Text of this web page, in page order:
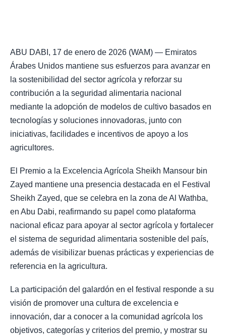
ABU DABI, 17 de enero de 2026 (WAM) — Emiratos
Árabes Unidos mantiene sus esfuerzos para avanzar en
la sostenibilidad del sector agrícola y reforzar su
contribución a la seguridad alimentaria nacional
mediante la adopción de modelos de cultivo basados en
tecnologías y soluciones innovadoras, junto con
iniciativas, facilidades e incentivos de apoyo a los
agricultores.
El Premio a la Excelencia Agrícola Sheikh Mansour bin
Zayed mantiene una presencia destacada en el Festival
Sheikh Zayed, que se celebra en la zona de Al Wathba,
en Abu Dabi, reafirmando su papel como plataforma
nacional eficaz para apoyar al sector agrícola y fortalecer
el sistema de seguridad alimentaria sostenible del país,
además de visibilizar buenas prácticas y experiencias de
referencia en la agricultura.
La participación del galardón en el festival responde a su
visión de promover una cultura de excelencia e
innovación, dar a conocer a la comunidad agrícola los
objetivos, categorías y criterios del premio, y mostrar su